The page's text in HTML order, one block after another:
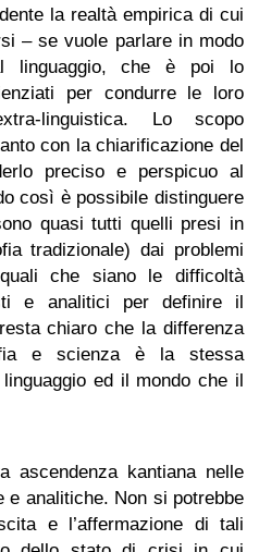
la realtà empirica di cui
– se vuole parlare in modo
linguaggio, che è poi lo
per condurre le loro
linguistica. Lo scopo
con la chiarificazione del
preciso e perspicuo al
così è possibile distinguere
quasi tutti quelli presi in
tradizionale) dai problemi
che siano le difficoltà
e analitici per definire il
chiaro che la differenza
e scienza è la stessa
ed il mondo che il
ascendenza kantiana nelle
e analitiche. Non si potrebbe
e l’affermazione di tali